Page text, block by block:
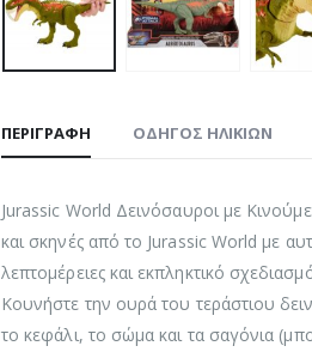
ΠΕΡΙΓΡΑΦΉ ΟΔΗΓΌΣ ΗΛΙΚΙΏΝ
Jurassic World Δεινόσαυροι με
και σκηνές από το Jurassic World με
λεπτομέρειες και εκπληκτικό
Κουνήστε την ουρά του τεράστιου
το κεφάλι, το σώμα και τα σαγόνια